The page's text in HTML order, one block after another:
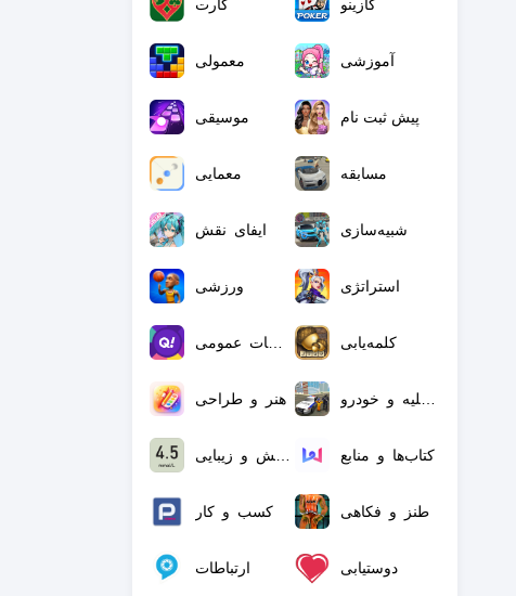
کارت کازینو
معمولی آموزشی
موسیقی پیش ثبت نام
معمایی مسابقه
ایفای نقش شبیه‌سازی
ورزشی استراتژی
اطلاعات عمومی کلمه‌یابی
هنر و طراحی
کتاب‌ها و منابع
کسب و کار طنز و فکاهی
ارتباطات دوستیابی